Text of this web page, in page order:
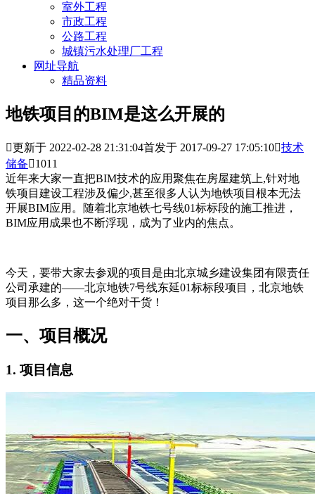
室外工程
市政工程
公路工程
城镇污水处理厂工程
网址导航
精品资料
地铁项目的BIM是这么开展的
更新于 2022-02-28 21:31:04首发于 2017-09-27 17:05:10技术
储备1011
近年来大家一直把BIM技术的应用聚焦在房屋建筑上,针对地
铁项目建设工程涉及偏少,甚至很多人认为地铁项目根本无法
开展BIM应用。随着北京地铁七号线01标标段的施工推进，
BIM应用成果也不断浮现，成为了业内的焦点。
今天，要带大家去参观的项目是由北京城乡建设集团有限责任
公司承建的——北京地铁7号线东延01标标段项目，北京地铁
项目那么多，这一个绝对干货！
一、项目概况
1. 项目信息